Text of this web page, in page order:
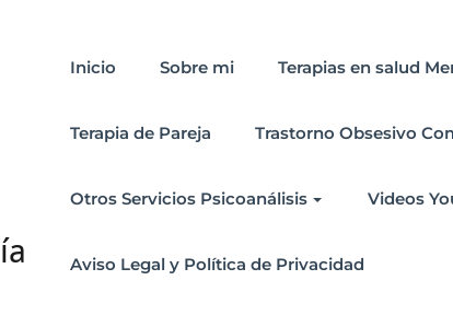
Inicio Sobre mi Terapias en salud
Terapia de Pareja Trastorno Obsesivo
Otros Servicios Psicoanálisis Videos
Aviso Legal y Política de Privacidad